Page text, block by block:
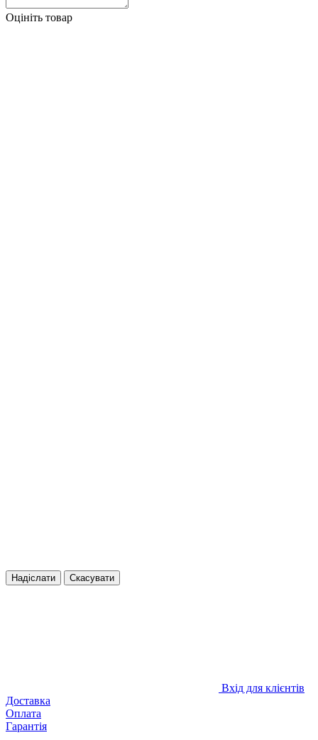
Оцініть товар
Надіслати Скасувати
Вхід для клієнтів
Доставка
Оплата
Гарантія